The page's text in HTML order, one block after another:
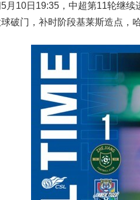
月10日19:35，中超第11轮继
破门，补时阶段基莱斯造点，